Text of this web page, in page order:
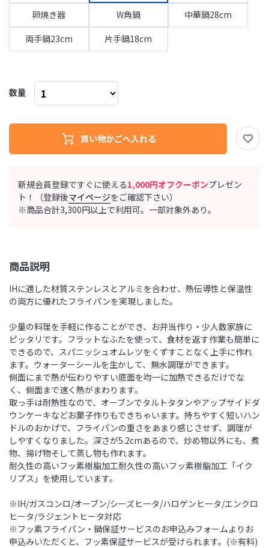
新規会員登録ですぐに使える1,000円オフクーポンプレゼン
ト！（登録後マイページをご確認下さい）
※商品合計3,300円以上で利用可。一部対象外あり。
商品説明
IHに適した材質ステンレスとアルミを合わせ、熱伝導性と保温性
の両方に優れたフライパンを実現しました。
少量の料理を手軽に作ることができ、お弁当作り・少人数家族に
ピッタリです。フラットなふたを使って、食材を返す作業も簡単に
できるので、スパニッシュオムレツをくずすことなく上手に作れ
ます。ウォーターシールを生かして、無水調理ができます。
側面にまで熱が伝わりやすい底面を均一に加熱できるだけでな
く、側面まで速く熱がまわります。
取っ手は耐熱性なので、オーブンでタルトタタンやアップサイドダ
ウンケーキなどお菓子作りもできちゃいます。持ちやすく短いハン
ドルのおかげで、フライパンの重さをあまり感じさせず、調理が
しやすくなりました。深さが5.2cmあるので、炒め物以外にも、煮
物、揚げ物そして蒸し物も作れます。
耐久性の高いフッ素樹脂加工耐久性の高いフッ素樹脂加工「イク
リプス」を使用しています。
※IH/ガスコンロ/オーブン/シーズヒータ/ハロゲンヒータ/エンクロ
ヒータ/ラジェントヒータ対応
※フッ素フライパン・鍋保証サービスのお申込みフォームよりお
申込みいただくと、フッ素保証サービスが受けられます。(※有料)
卵焼き器
W角鍋
中華鍋28cm
両手鍋23cm
片手鍋18cm
数量